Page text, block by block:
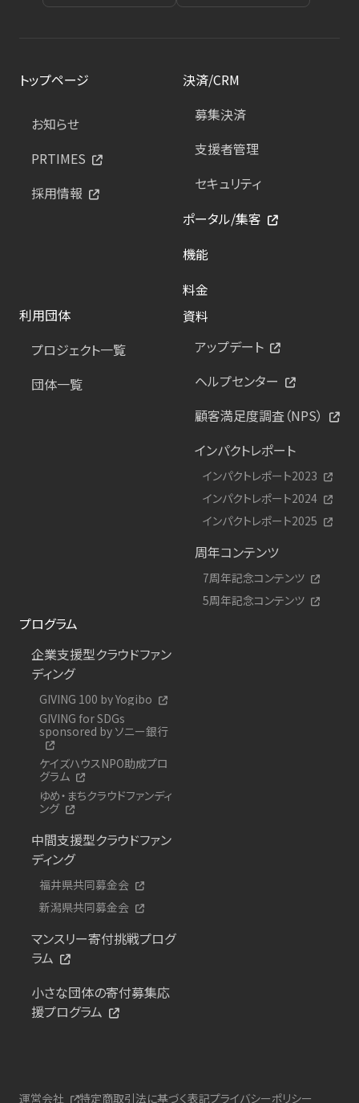
トップページ
お知らせ
PRTIMES
採用情報
決済/CRM
募集決済
支援者管理
セキュリティ
ポータル/集客
機能
料金
利用団体
プロジェクト一覧
団体一覧
資料
アップデート
ヘルプセンター
顧客満足度調査（NPS）
インパクトレポート
インパクトレポート2023
インパクトレポート2024
インパクトレポート2025
周年コンテンツ
7周年記念コンテンツ
5周年記念コンテンツ
プログラム
企業支援型クラウドファン
ディング
GIVING 100 by Yogibo
GIVING for SDGs
sponsored by ソニー銀行
ケイズハウスNPO助成プロ
グラム
ゆめ・まちクラウドファンディ
ング
中間支援型クラウドファン
ディング
福井県共同募金会
新潟県共同募金会
マンスリー寄付挑戦プログ
ラム
小さな団体の寄付募集応
援プログラム
運営会社 特定商取引法に基づく表記プライバシーポリシー